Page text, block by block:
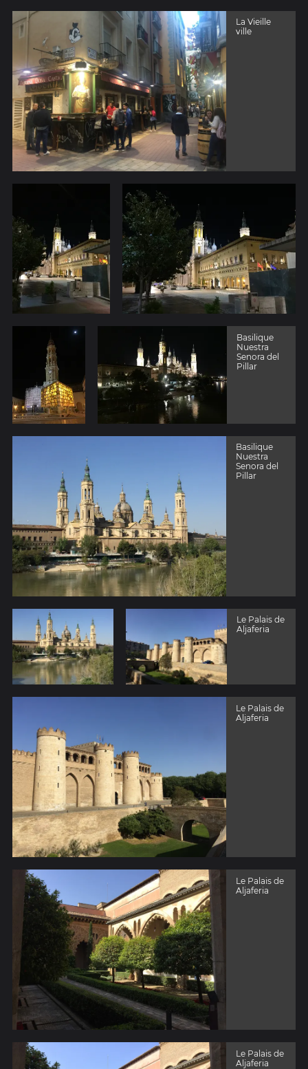
La Vieille
ville
Basilique
Nuestra
Senora del
Pillar
Basilique
Nuestra
Senora del
Pillar
Le Palais de
Aljaferia
Le Palais de
Aljaferia
Le Palais de
Aljaferia
Le Palais de
Aljaferia